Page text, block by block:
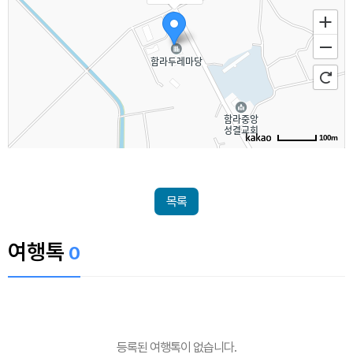
100m
목록
여행톡 0
등록된 여행톡이 없습니다.